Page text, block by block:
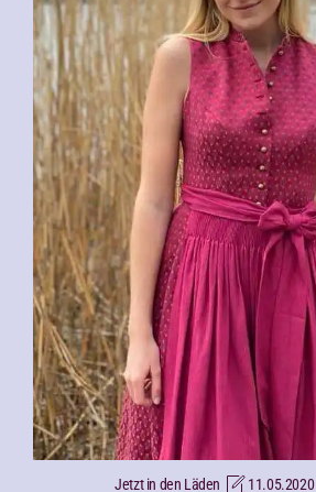
Jetzt in den Läden 11.05.2020